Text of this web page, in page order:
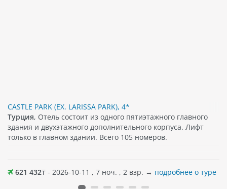
CASTLE PARK (EX. LARISSA PARK), 4*
Турция, Отель состоит из одного пятиэтажного главного
здания и двухэтажного дополнительного корпуса. Лифт
только в главном здании. Всего 105 номеров.
621 432₸ - 2026-10-11 , 7 ноч. , 2 взр. → подробнее о туре